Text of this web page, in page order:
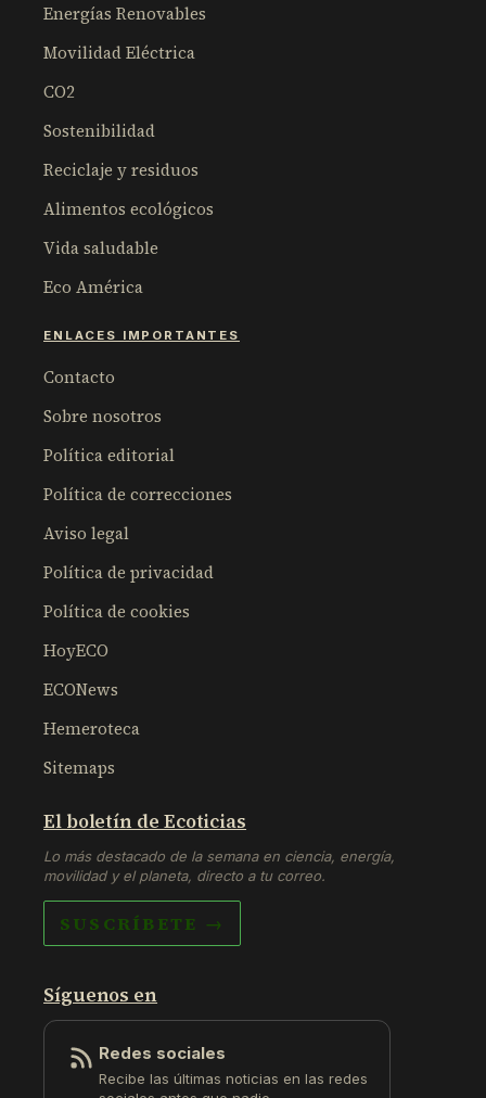
Energías Renovables
Movilidad Eléctrica
CO2
Sostenibilidad
Reciclaje y residuos
Alimentos ecológicos
Vida saludable
Eco América
ENLACES IMPORTANTES
Contacto
Sobre nosotros
Política editorial
Política de correcciones
Aviso legal
Política de privacidad
Política de cookies
HoyECO
ECONews
Hemeroteca
Sitemaps
El boletín de Ecoticias
Lo más destacado de la semana en ciencia, energía,
movilidad y el planeta, directo a tu correo.
SUSCRÍBETE →
Síguenos en
Redes sociales
Recibe las últimas noticias en las redes